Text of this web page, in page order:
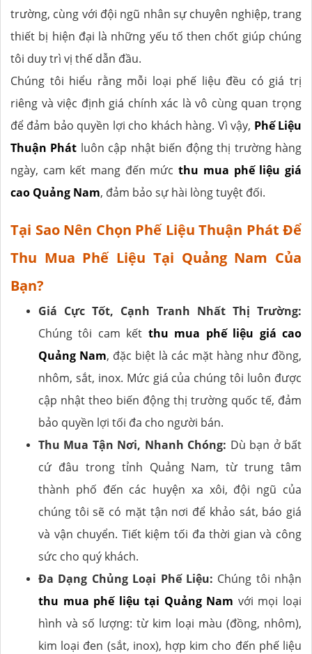
trường, cùng với đội ngũ nhân sự chuyên nghiệp, trang
thiết bị hiện đại là những yếu tố then chốt giúp chúng
tôi duy trì vị thế dẫn đầu.
Chúng tôi hiểu rằng mỗi loại phế liệu đều có giá trị
riêng và việc định giá chính xác là vô cùng quan trọng
để đảm bảo quyền lợi cho khách hàng. Vì vậy, Phế Liệu
Thuận Phát luôn cập nhật biến động thị trường hàng
ngày, cam kết mang đến mứcthu mua phế liệu giá
cao Quảng Nam, đảm bảo sự hài lòng tuyệt đối.
Tại Sao Nên Chọn Phế Liệu Thuận Phát Để
Thu Mua Phế Liệu Tại Quảng Nam Của
Bạn?
Giá Cực Tốt, Cạnh Tranh Nhất Thị Trường:
Chúng tôi cam kết thu mua phế liệu giá cao
Quảng Nam, đặc biệt là các mặt hàng như đồng,
nhôm, sắt, inox. Mức giá của chúng tôi luôn được
cập nhật theo biến động thị trường quốc tế, đảm
bảo quyền lợi tối đa cho người bán.
Thu Mua Tận Nơi, Nhanh Chóng: Dù bạn ở bất
cứ đâu trong tỉnh Quảng Nam, từ trung tâm
thành phố đến các huyện xa xôi, đội ngũ của
chúng tôi sẽ có mặt tận nơi để khảo sát, báo giá
và vận chuyển. Tiết kiệm tối đa thời gian và công
sức cho quý khách.
Đa Dạng Chủng Loại Phế Liệu: Chúng tôi nhận
thu mua phế liệu tại Quảng Nam với mọi loại
hình và số lượng: từ kim loại màu (đồng, nhôm),
kim loại đen (sắt, inox), hợp kim cho đến phế liệu